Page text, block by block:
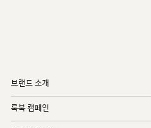
브랜드 소개
룩북 캠페인